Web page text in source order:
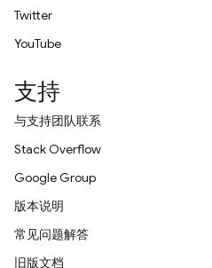
Twitter
YouTube
支持
与支持团队联系
Stack Overflow
Google Group
版本说明
常见问题解答
旧版文档